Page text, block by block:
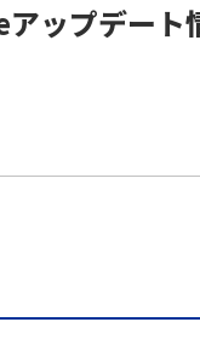
ップデート